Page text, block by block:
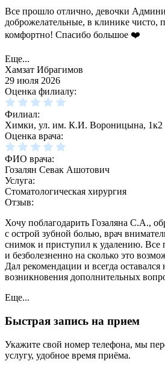
Все прошло отлично, девочки
доброжелательные, в клинике чисто,
комфортно! Спасибо большое ❤️
Еще...
Хамзат Ибрагимов
29 июля 2026
Оценка филиалу:
Филиал:
Химки, ул. им. К.И. Вороницына, 1к2
Оценка врача:
ФИО врача:
Гозалян Севак Ашотович
Услуга:
Стоматологическая хирургия
Отзыв:
Хочу поблагодарить Гозаляна С.А.,
с острой зубной болью, врач
снимок и приступил к удалению. Все
и безболезненно на сколько это
Дал рекомендации и всегда оставался
возникновения дополнительных
Еще...
Быстрая запись на прием
Укажите свой номер телефона, мы
услугу, удобное время приёма.